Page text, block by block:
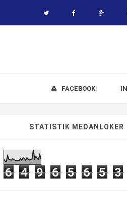
FACEBOOK
STATISTIK MEDANLOKER
6 4 9 6 5 6 5 3